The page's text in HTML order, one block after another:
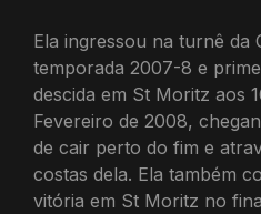
Ela ingressou na turnê da
temporada 2007-8 e
descida em St Moritz aos
Fevereiro de 2008,
de cair perto do fim e
costas dela. Ela também
vitória em St Moritz no